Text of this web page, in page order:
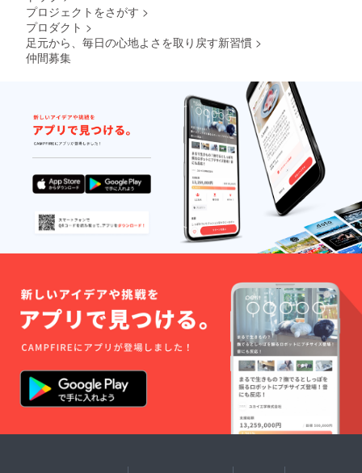
プロジェクトをさがす >
プロダクト >
足元から、毎日の心地よさを取り戻す新習慣 >
仲間募集